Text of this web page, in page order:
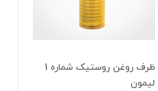
ظرف روغن روستیک شماره 1
لیمون